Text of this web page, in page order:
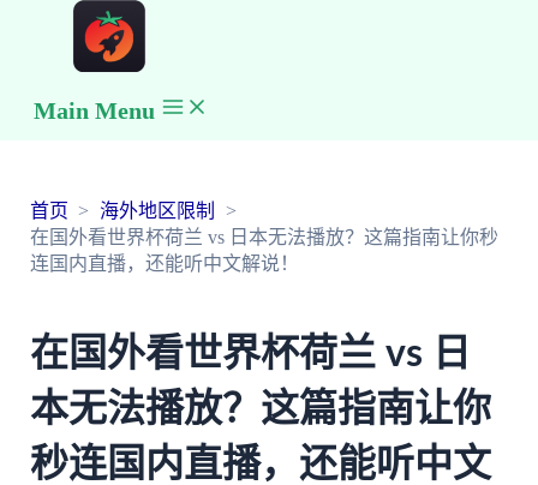
Main Menu
首页
海外地区限制
在国外看世界杯荷兰 vs 日本无法播放？这篇指南让你秒
连国内直播，还能听中文解说！
在国外看世界杯荷兰 vs 日
本无法播放？这篇指南让你
秒连国内直播，还能听中文